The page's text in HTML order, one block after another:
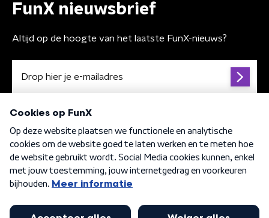
FunX nieuwsbrief
Altijd op de hoogte van het laatste FunX-nieuws?
Algemene voorwaarden Privacybeleid